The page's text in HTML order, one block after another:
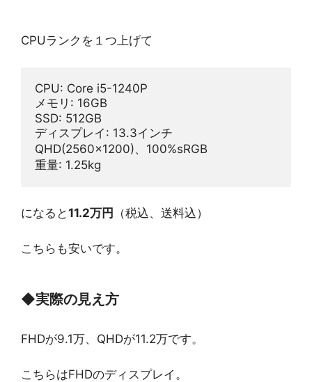
CPUランクを１つ上げて
CPU: Core i5-1240P
メモリ: 16GB
SSD: 512GB
ディスプレイ: 13.3インチ
QHD(2560x1200)、100%sRGB
重量: 1.25kg
になると11.2万円 （税込、送料込）
こちらも安いです。
◆実際の見え方
FHDが9.1万、QHDが11.2万です。
こちらはFHDのディスプレイ。